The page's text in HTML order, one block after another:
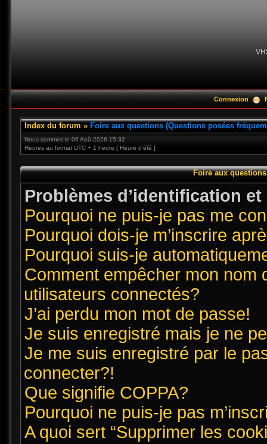
Connexion
Index du forum » Foire aux questions (Questions posées
Nous sommes le 06 Aoû 2026 15:32
Heures au format UTC + 1 heure [ Heure d’été ]
Foire aux
Problèmes d’identification
Pourquoi ne puis-je pas me
Pourquoi dois-je m’inscrire
Pourquoi suis-je
Comment empêcher mon nom
utilisateurs connectés?
J’ai perdu mon mot de passe!
Je suis enregistré mais je ne
Je me suis enregistré par le
connecter?!
Que signifie COPPA?
Pourquoi ne puis-je pas
A quoi sert “Supprimer les